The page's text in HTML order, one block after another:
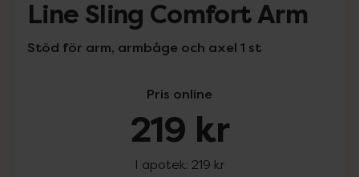
Line Sling Comfort Arm
Stöd för arm, armbåge och axel 1 st
Pris online
219 kr
I apotek: 219 kr